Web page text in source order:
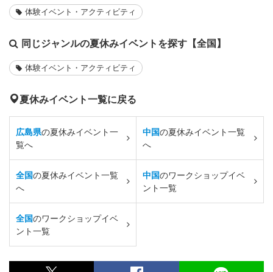
体験イベント・アクティビティ
同じジャンルの夏休みイベントを探す【全国】
体験イベント・アクティビティ
夏休みイベント一覧に戻る
広島県の夏休みイベント一
覧へ
中国の夏休みイベント一覧
へ
全国の夏休みイベント一覧
へ
中国のワークショップイベ
ント一覧
全国のワークショップイベ
ント一覧